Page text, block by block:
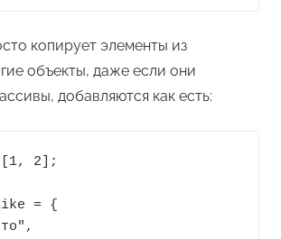
копирует элементы из
объекты, даже если они
добавляются как есть:
2];
= {